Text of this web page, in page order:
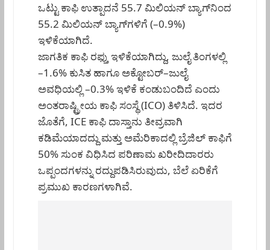
ಒಟ್ಟು ಕಾಫಿ ಉತ್ಪಾದನೆ 55.7 ಮಿಲಿಯನ್ ಬ್ಯಾಗ್‌ನಿಂದ
55.2 ಮಿಲಿಯನ್ ಬ್ಯಾಗ್‌ಗಳಿಗೆ (–0.9%)
ಇಳಿಕೆಯಾಗಿದೆ.
ಜಾಗತಿಕ ಕಾಫಿ ರಫ್ತು ಇಳಿಕೆಯಾಗಿದ್ದು, ಜುಲೈ ತಿಂಗಳಲ್ಲಿ
–1.6% ಕುಸಿತ ಹಾಗೂ ಅಕ್ಟೋಬರ್–ಜುಲೈ
ಅವಧಿಯಲ್ಲಿ –0.3% ಇಳಿಕೆ ಕಂಡುಬಂದಿದೆ ಎಂದು
ಅಂತರಾಷ್ಟ್ರೀಯ ಕಾಫಿ ಸಂಸ್ಥೆ (ICO) ತಿಳಿಸಿದೆ. ಇದರ
ಜೊತೆಗೆ, ICE ಕಾಫಿ ದಾಸ್ತಾನು ತೀವ್ರವಾಗಿ
ಕಡಿಮೆಯಾದದ್ದು ಮತ್ತು ಅಮೆರಿಕಾದಲ್ಲಿ ಬ್ರೆಜಿಲ್ ಕಾಫಿಗೆ
50% ಸುಂಕ ವಿಧಿಸಿದ ಪರಿಣಾಮ ಖರೀದಿದಾರರು
ಒಪ್ಪಂದಗಳನ್ನು ರದ್ದುಪಡಿಸಿರುವುದು, ಬೆಲೆ ಏರಿಕೆಗೆ
ಪ್ರಮುಖ ಕಾರಣಗಳಾಗಿವೆ.